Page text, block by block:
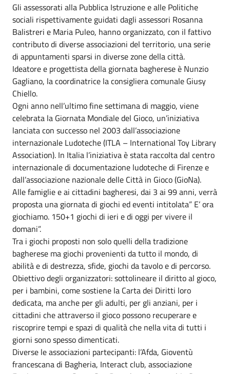
Gli assessorati alla Pubblica Istruzione e alle Politiche
sociali rispettivamente guidati dagli assessori Rosanna
Balistreri e Maria Puleo, hanno organizzato, con il fattivo
contributo di diverse associazioni del territorio, una serie
di appuntamenti sparsi in diverse zone della città.
Ideatore e progettista della giornata bagherese è Nunzio
Gagliano, la coordinatrice la consigliera comunale Giusy
Chiello.
Ogni anno nell’ultimo fine settimana di maggio, viene
celebrata la Giornata Mondiale del Gioco, un’iniziativa
lanciata con successo nel 2003 dall’associazione
internazionale Ludoteche (ITLA – International Toy Library
Association). In Italia l’iniziativa è stata raccolta dal centro
internazionale di documentazione ludoteche di Firenze e
dall’associazione nazionale delle Città in Gioco (GioNa).
Alle famiglie e ai cittadini bagheresi, dai 3 ai 99 anni, verrà
proposta una giornata di giochi ed eventi intitolata” E’ ora
giochiamo. 150+1 giochi di ieri e di oggi per vivere il
domani”.
Tra i giochi proposti non solo quelli della tradizione
bagherese ma giochi provenienti da tutto il mondo, di
abilità e di destrezza, sfide, giochi da tavolo e di percorso.
Obiettivo degli organizzatori: sottolineare il diritto al gioco,
per i bambini, come sostiene la Carta dei Diritti loro
dedicata, ma anche per gli adulti, per gli anziani, per i
cittadini che attraverso il gioco possono recuperare e
riscoprire tempi e spazi di qualità che nella vita di tutti i
giorni sono spesso dimenticati.
Diverse le associazioni partecipanti: l’Afda, Gioventù
francescana di Bagheria, Interact club, associazione